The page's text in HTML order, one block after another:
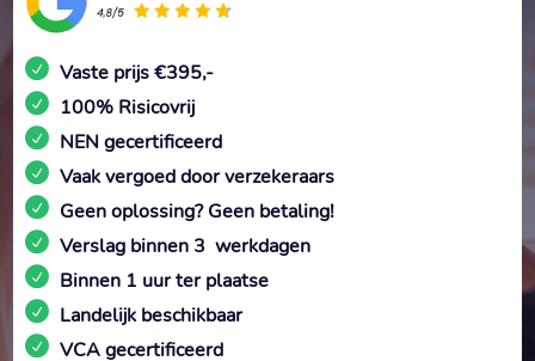
Vaste prijs €395,-
100% Risicovrij
NEN gecertificeerd
Vaak vergoed door verzekeraars
Geen oplossing? Geen betaling!
Verslag binnen 3 werkdagen
Binnen 1 uur ter plaatse
Landelijk beschikbaar
VCA gecertificeerd